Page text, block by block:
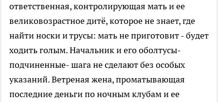
ответственная, контролирующая мать и ее
великовозрастное дитё, которое не знает, где
найти носки и трусы: мать не приготовит - будет
ходить голым. Начальник и его оболтусы-
подчиненные- шага не сделают без особых
указаний. Ветреная жена, проматывающая
последние деньги по ночным клубам и ее